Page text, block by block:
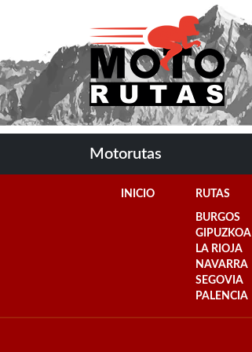
Motorutas
INICIO RUTAS
BURGOS
GIPUZKOA
LA RIOJA
NAVARRA
SEGOVIA
PALENCIA